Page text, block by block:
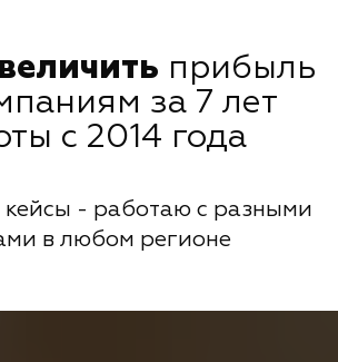
прибыль
за 7 лет
с 2014 года
кейсы - работаю с разными
в любом регионе